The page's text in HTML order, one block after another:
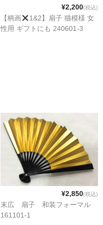
¥2,200(税込)
【柄画
1&2】扇子 猫模様 女
性用 ギフトにも 240601-3
¥2,850(税込)
末広 扇子 和装フォーマル
161101-1